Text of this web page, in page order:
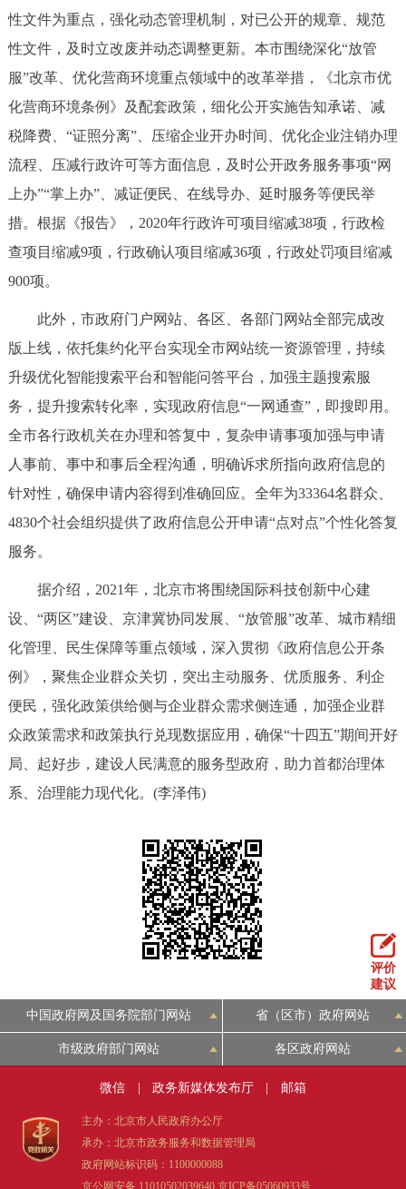
北京概况 十六区概览 人文北京
绿色北京 图说北京 视频北京
ENGLISH 한국어 日本語
DEUTSCH FRANÇAIS РУССКИЙ ЯЗЫК
ITALIANO
回到顶部
性文件为重点，强化动态管理机制，对已公开的规章、规范
性文件，及时立改废并动态调整更新。本市围绕深化“放管
服”改革、优化营商环境重点领域中的改革举措，《北京市优
化营商环境条例》及配套政策，细化公开实施告知承诺、减
税降费、“证照分离”、压缩企业开办时间、优化企业注销办理
流程、压减行政许可等方面信息，及时公开政务服务事项“网
上办”“掌上办”、减证便民、在线导办、延时服务等便民举
措。根据《报告》，2020年行政许可项目缩减38项，行政检
查项目缩减9项，行政确认项目缩减36项，行政处罚项目缩减
900项。
此外，市政府门户网站、各区、各部门网站全部完成改
版上线，依托集约化平台实现全市网站统一资源管理，持续
升级优化智能搜索平台和智能问答平台，加强主题搜索服
务，提升搜索转化率，实现政府信息“一网通查”，即搜即用。
全市各行政机关在办理和答复中，复杂申请事项加强与申请
人事前、事中和事后全程沟通，明确诉求所指向政府信息的
针对性，确保申请内容得到准确回应。全年为33364名群众、
4830个社会组织提供了政府信息公开申请“点对点”个性化答复
服务。
据介绍，2021年，北京市将围绕国际科技创新中心建
设、“两区”建设、京津冀协同发展、“放管服”改革、城市精细
化管理、民生保障等重点领域，深入贯彻《政府信息公开条
例》，聚焦企业群众关切，突出主动服务、优质服务、利企
便民，强化政策供给侧与企业群众需求侧连通，加强企业群
众政策需求和政策执行兑现数据应用，确保“十四五”期间开好
局、起好步，建设人民满意的服务型政府，助力首都治理体
系、治理能力现代化。(李泽伟)
评价
建议
中国政府网及国务院部门网站 省（区市）政府网站
市级政府部门网站 各区政府网站
微信 政务新媒体发布厅 邮箱
主办：北京市人民政府办公厅
承办：北京市政务服务和数据管理局
政府网站标识码：1100000088
京公网安备 11010502039640 京ICP备05060933号